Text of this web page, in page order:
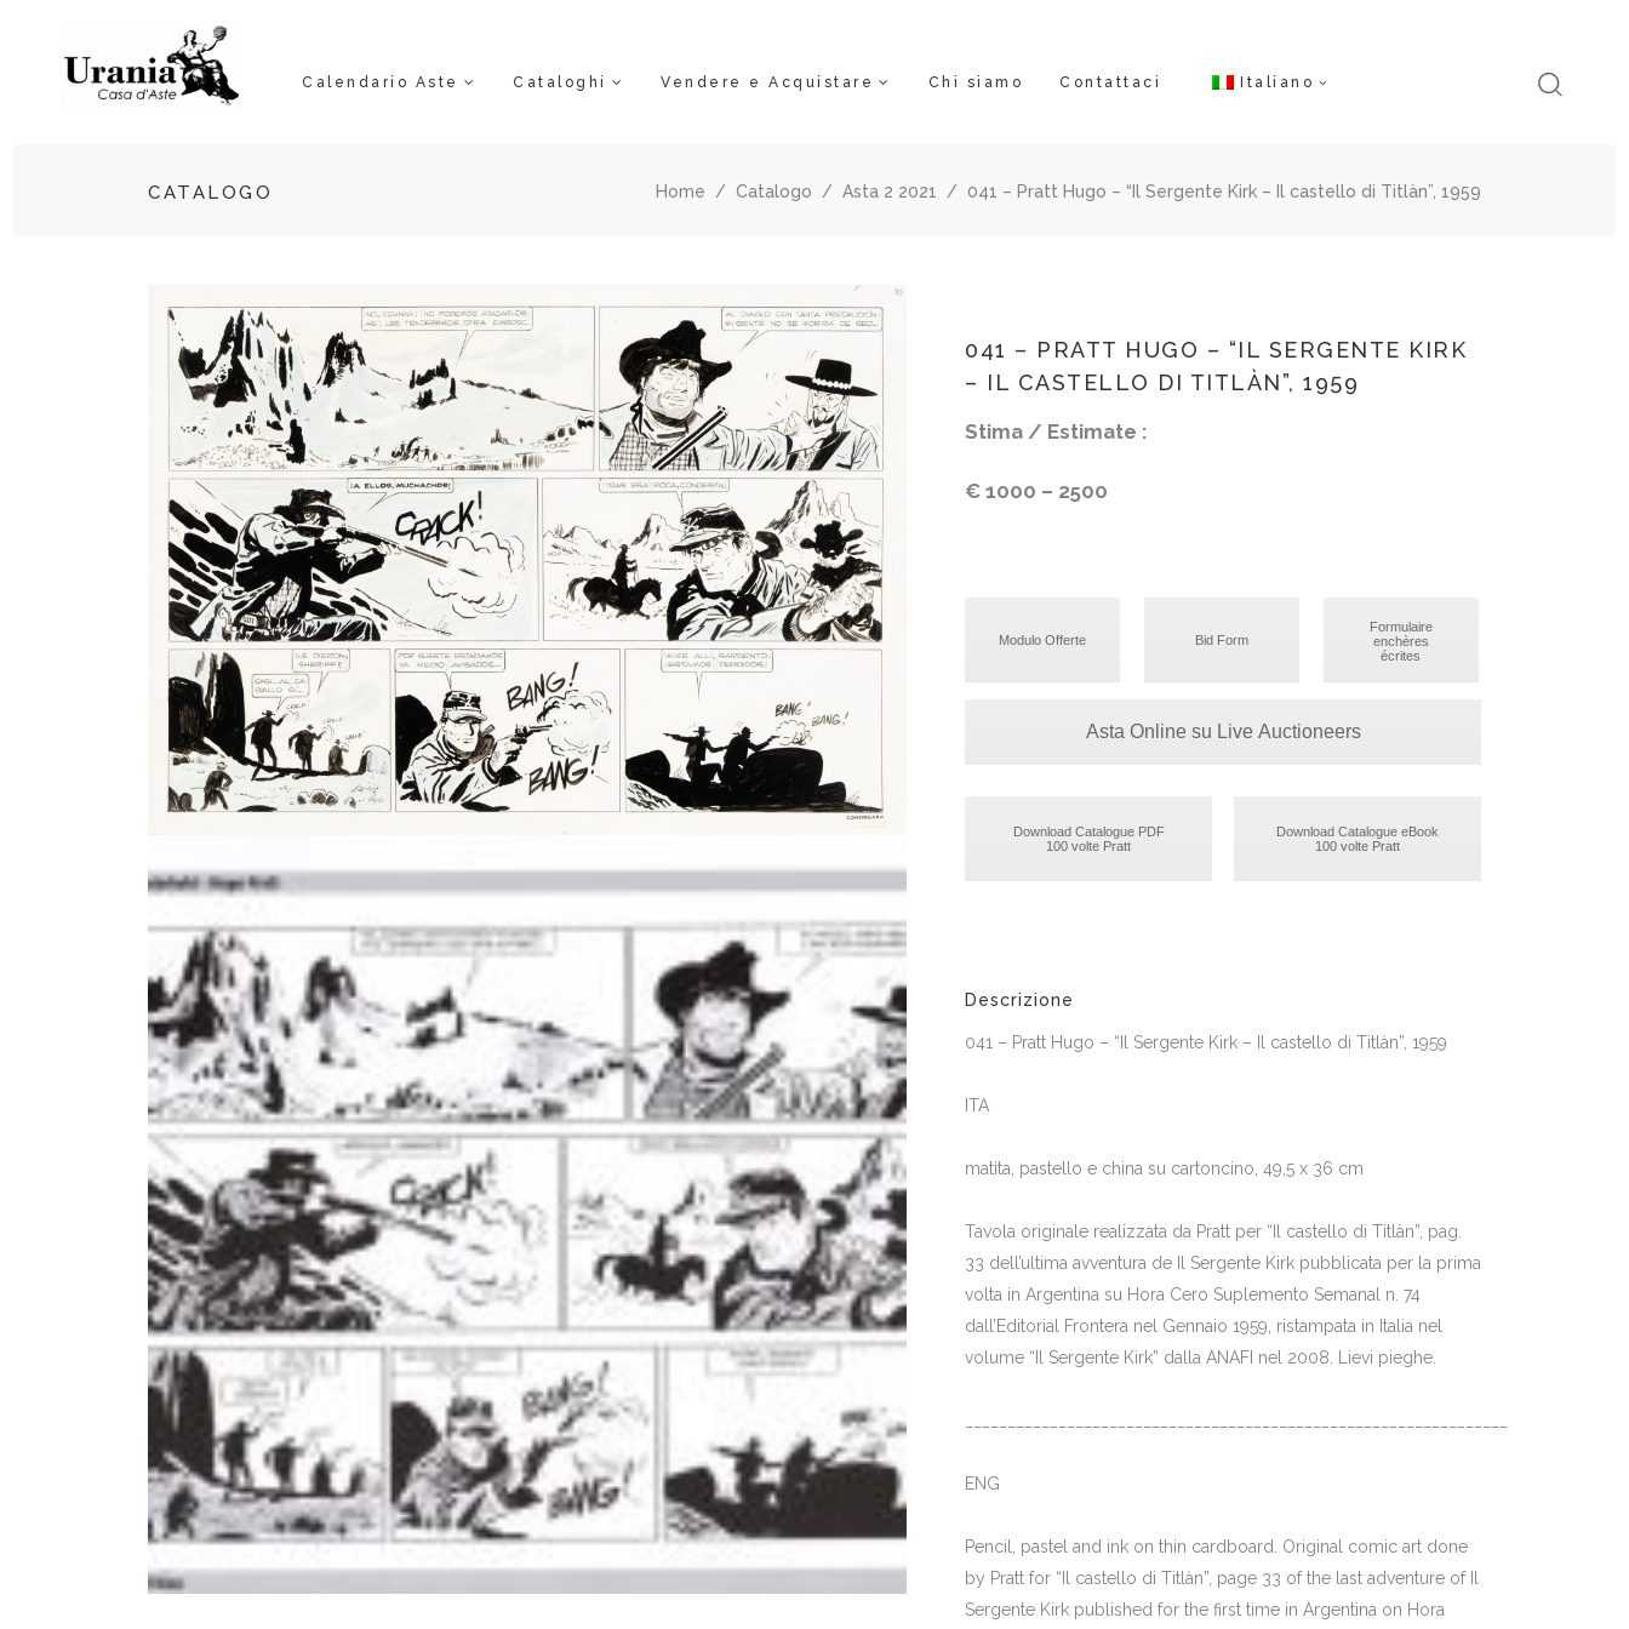
Calendario Aste Cataloghi Vendere e Acquistare Chi siamo Contattaci Italiano
CATALOGO Home / Catalogo / Asta 2 2021 / 041 – Pratt Hugo – “Il Sergente Kirk – Il castello di Titlàn”, 1959
041 – PRATT HUGO – “IL SERGENTE KIRK
– IL CASTELLO DI TITLÀN”, 1959
Stima / Estimate :
€ 1000 – 2500
Modulo Offerte Bid Form
Formulaire
enchères
écrites
Asta Online su Live Auctioneers
Download Catalogue PDF
100 volte Pratt
Download Catalogue eBook
100 volte Pratt
Descrizione
041 – Pratt Hugo – “Il Sergente Kirk – Il castello di Titlàn”, 1959
ITA
matita, pastello e china su cartoncino, 49,5 x 36 cm
Tavola originale realizzata da Pratt per “Il castello di Titlàn”, pag.
33 dell’ultima avventura de Il Sergente Kirk pubblicata per la prima
volta in Argentina su Hora Cero Suplemento Semanal n. 74
dall’Editorial Frontera nel Gennaio 1959, ristampata in Italia nel
volume “Il Sergente Kirk” dalla ANAFI nel 2008. Lievi pieghe.
ENG
Pencil, pastel and ink on thin cardboard. Original comic art done
by Pratt for “Il castello di Titlàn”, page 33 of the last adventure of Il
Sergente Kirk published for the first time in Argentina on Hora